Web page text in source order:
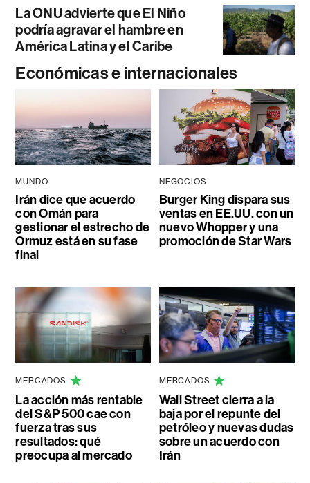
La ONU advierte que El Niño
podría agravar el hambre en
América Latina y el Caribe
Económicas e internacionales
MUNDO
Irán dice que acuerdo
con Omán para
gestionar el estrecho de
Ormuz está en su fase
final
NEGOCIOS
Burger King dispara sus
ventas en EE.UU. con un
nuevo Whopper y una
promoción de Star Wars
MERCADOS
La acción más rentable
del S&P 500 cae con
fuerza tras sus
resultados: qué
preocupa al mercado
MERCADOS
Wall Street cierra a la
baja por el repunte del
petróleo y nuevas dudas
sobre un acuerdo con
Irán